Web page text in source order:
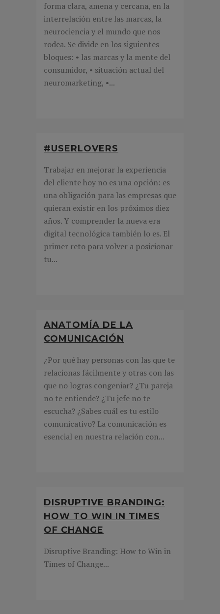
forma clara, amena y cercana, en la
interrelación entre las marcas, la
neurociencia y el mundo que nos
rodea. Se divide en los siguientes
bloques: • las marcas y la mente del
consumidor, • situación actual del
neuromarketing, •...
#USERLOVERS
Trabajar en mejorar la experiencia
del cliente hoy no es una opción: es
una obligación para las empresas que
quieran existir en los próximos diez
años. Y comprender la nueva era
digital tecnológica también lo es. El
primer reto para volver a posicionar
tu...
ANATOMÍA DE LA
COMUNICACIÓN
¿Por qué hay personas con las que te
relacionas fácilmente y otras con las
que no logras congeniar? ¿Tu pareja
no te entiende? ¿Tu jefe no te
escucha? ¿Sabes cuál es tu estilo
comunicativo? La comunicación es
esencial en nuestra relación con...
DISRUPTIVE BRANDING:
HOW TO WIN IN TIMES
OF CHANGE
Disruptive Branding: How to Win in
Times of Change...